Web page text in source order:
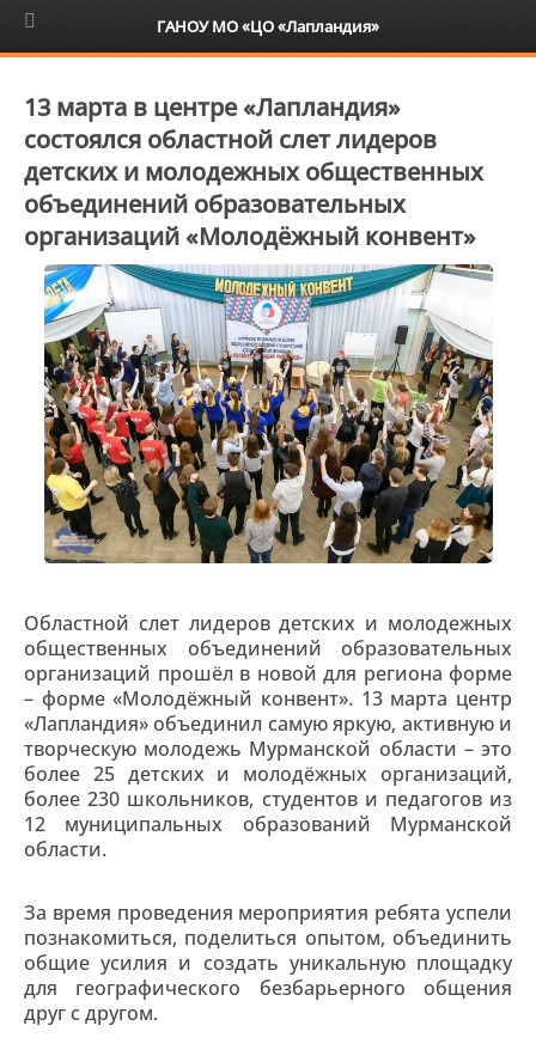
6+
13 марта в центре «Лапландия»
состоялся областной слет лидеров
детских и молодежных общественных
объединений образовательных
организаций «Молодёжный конвент»
Областной слет лидеров детских и молодежных
общественных объединений образовательных
организаций прошёл в новой для региона форме
– форме «Молодёжный конвент». 13 марта центр
«Лапландия» объединил самую яркую, активную и
творческую молодежь Мурманской области – это
более 25 детских и молодёжных организаций,
более 230 школьников, студентов и педагогов из
12 муниципальных образований Мурманской
области.
За время проведения мероприятия ребята успели
познакомиться, поделиться опытом, объединить
общие усилия и создать уникальную площадку
для географического безбарьерного общения
друг с другом.
ГАНОУ МО «ЦО «Лапландия»